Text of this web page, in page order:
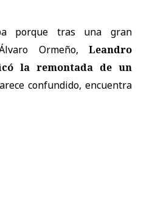
porque tras una gran
Ormeño, Leandro
la remontada de un
confundido, encuentra